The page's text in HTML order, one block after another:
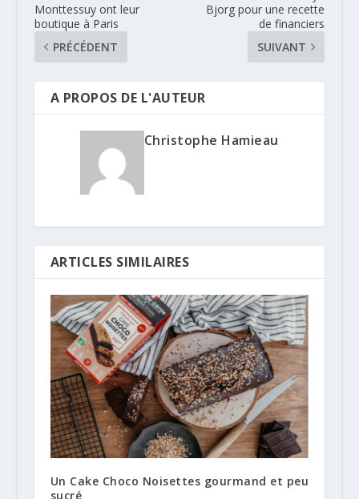
Monttessuy ont leur
boutique à Paris
PRÉCÉDENT
Bjorg pour une recette
de financiers
SUIVANT
A PROPOS DE L'AUTEUR
Christophe Hamieau
ARTICLES SIMILAIRES
Un Cake Choco Noisettes gourmand et peu
sucré